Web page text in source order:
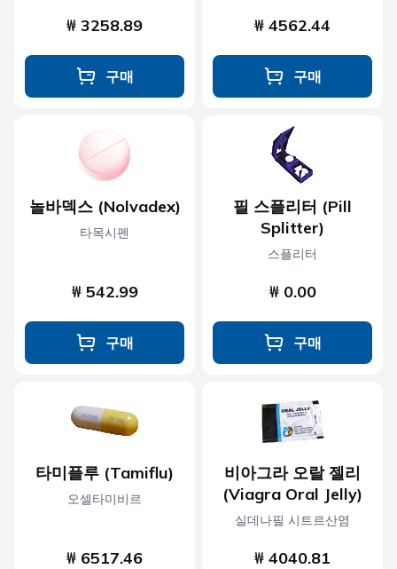
₩ 3258.89
구매
₩ 4562.44
구매
놀바덱스 (Nolvadex)
타목시펜
₩ 542.99
구매
필 스플리터 (Pill
Splitter)
스플리터
₩ 0.00
구매
타미플루 (Tamiflu)
오셀타미비르
₩ 6517.46
비아그라 오랄 젤리
(Viagra Oral Jelly)
실데나필 시트르산염
₩ 4040.81